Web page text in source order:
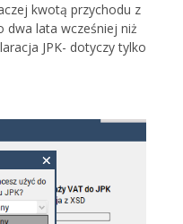
kwotą przychodu z
dwa lata wcześniej niż
JPK- dotyczy tylko